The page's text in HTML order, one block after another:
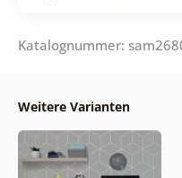
Katalognummer:
Weitere Varianten